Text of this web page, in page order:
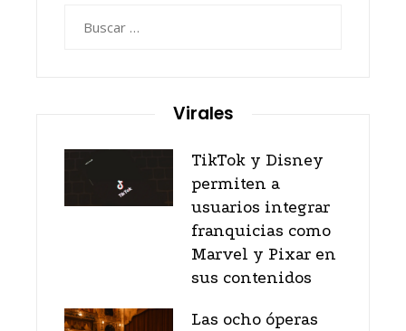
Virales
TikTok y Disney
permiten a
usuarios integrar
franquicias como
Marvel y Pixar en
sus contenidos
Las ocho óperas